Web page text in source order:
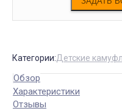
Категории:Детские
Обзор
Характеристики
Отзывы